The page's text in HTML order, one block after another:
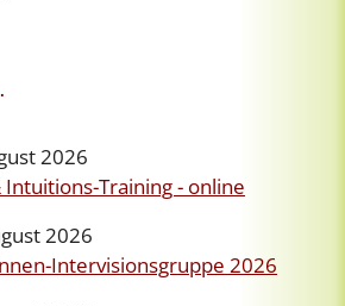
2026
Intuitions-Training - online
2026
Intervisionsgruppe 2026